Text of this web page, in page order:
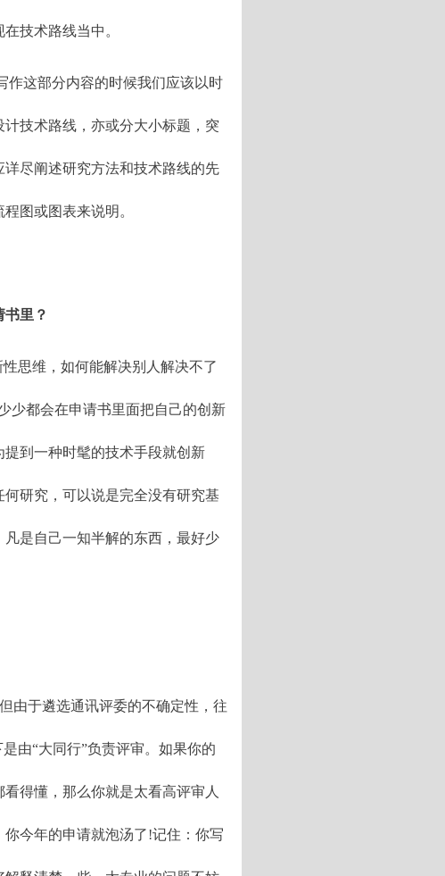
技术路线当中。
这部分内容的时候我们应该以时
技术路线，亦或分大小标题，突
尽阐述研究方法和技术路线的先
图或图表来说明。
里？
思维，如何能解决别人解决不了
少都会在申请书里面把自己的创新
到一种时髦的技术手段就创新
研究，可以说是完全没有研究基
是自己一知半解的东西，最好少
由于遴选通讯评委的不确定性，往
由“大同行”负责评审。如果你的
得懂，那么你就是太看高评审人
今年的申请就泡汤了!记住：你写